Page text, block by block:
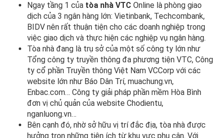
Ngay tầng 1 của tòa nhà VTC Online là phòng giao
dịch của 3 ngân hàng lớn: Vietinbank, Techcombank,
BIDV nên rất thuận tiện cho các doanh nghiệp trong
việc giao dịch và thực hiện các nghiệp vụ ngân hàng.
Tòa nhà đang là trụ sở của một số công ty lớn như
Tổng công ty truyền thông đa phương tiện VTC, Công
ty cổ phần Truyền thông Việt Nam VCCorp với các
website lớn như Báo Dân Trí, muachung.vn,
Enbac.com… Công ty giải pháp phần mềm Hòa Bình
đơn vị chủ quản của website Chodientu,
nganluong.vn…
Bên cạnh đó, nhờ sở hữu vị trí đắc địa, tòa nhà được
hưởng trọn những tiện ích từ khu vực phụ cận. Với